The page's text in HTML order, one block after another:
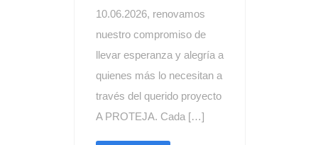
10.06.2026, renovamos
nuestro compromiso de
llevar esperanza y alegría a
quienes más lo necesitan a
través del querido proyecto
A PROTEJA. Cada […]